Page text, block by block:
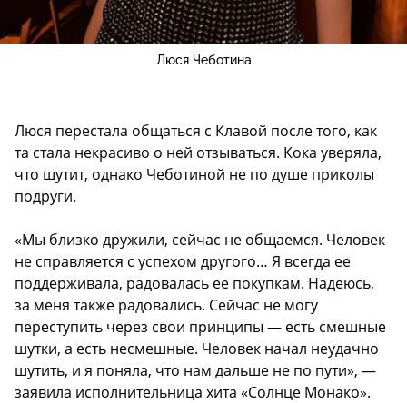
Люся Чеботина
Люся перестала общаться с Клавой после того, как
та стала некрасиво о ней отзываться. Кока уверяла,
что шутит, однако Чеботиной не по душе приколы
подруги.
«Мы близко дружили, сейчас не общаемся. Человек
не справляется с успехом другого… Я всегда ее
поддерживала, радовалась ее покупкам. Надеюсь,
за меня также радовались. Сейчас не могу
переступить через свои принципы — есть смешные
шутки, а есть несмешные. Человек начал неудачно
шутить, и я поняла, что нам дальше не по пути», —
заявила исполнительница хита «Солнце Монако».